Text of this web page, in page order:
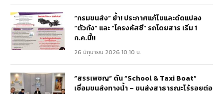
“กรมขนส่ง” ย้ำ! ประกาศแก้ไขและดัดแปลง
“ตัวถัง” และ “โครงคัสซี” รถโดยสาร เริ่ม 1
ก.ค.นี้!!
26 มิถุนายน 2026 10:10 น.
“สรรเพชญ” ดัน “School & Taxi Boat”
เชื่อมขนส่งทางน้ำ – ขนส่งสาธารณะไร้รอยต่อ